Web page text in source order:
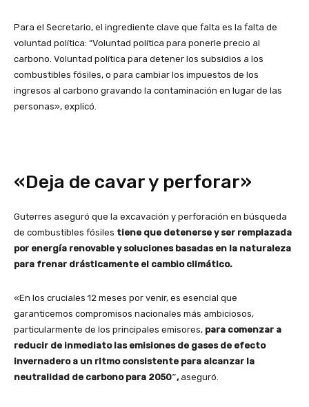
Para el Secretario, el ingrediente clave que falta es la falta de
voluntad política: “Voluntad política para ponerle precio al
carbono. Voluntad política para detener los subsidios a los
combustibles fósiles, o para cambiar los impuestos de los
ingresos al carbono gravando la contaminación en lugar de las
personas», explicó.
«Deja de cavar y perforar»
Guterres aseguró que la excavación y perforación en búsqueda
de combustibles fósiles tiene que detenerse y ser remplazada
por energía renovable y soluciones basadas en la naturaleza
para frenar drásticamente el cambio climático.
«En los cruciales 12 meses por venir, es esencial que
garanticemos compromisos nacionales más ambiciosos,
particularmente de los principales emisores, para comenzar a
reducir de inmediato las emisiones de gases de efecto
invernadero a un ritmo consistente para alcanzar la
neutralidad de carbono para 2050″,aseguró.